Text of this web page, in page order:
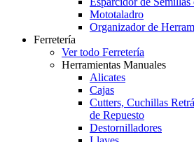
Mototaladro
Organizador de
Ferretería
Ver todo Ferretería
Herramientas Manuales
Alicates
Cajas
Cutters, Cuchillas
de Repuesto
Destornilladores